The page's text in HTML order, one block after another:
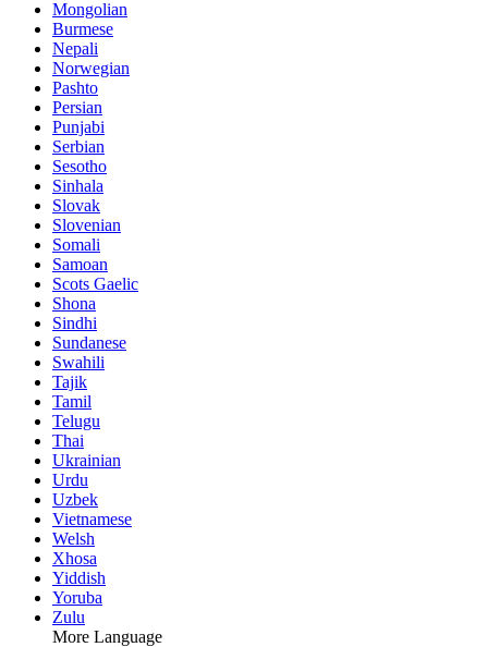
Mongolian
Burmese
Nepali
Norwegian
Pashto
Persian
Punjabi
Serbian
Sesotho
Sinhala
Slovak
Slovenian
Somali
Samoan
Scots Gaelic
Shona
Sindhi
Sundanese
Swahili
Tajik
Tamil
Telugu
Thai
Ukrainian
Urdu
Uzbek
Vietnamese
Welsh
Xhosa
Yiddish
Yoruba
Zulu
More Language